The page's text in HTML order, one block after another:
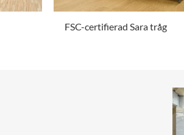
FSC-certifierad Sara tråg